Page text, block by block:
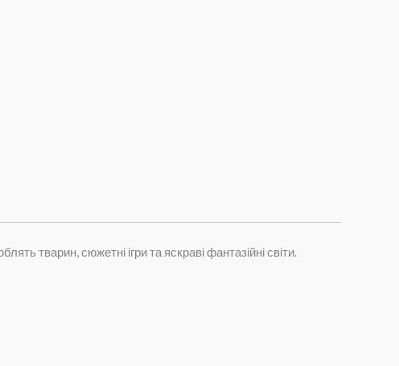
тварин, сюжетні ігри та яскраві фантазійні світи.